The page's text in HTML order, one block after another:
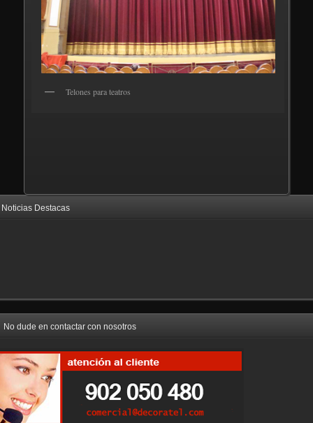
Telones para teatros
Noticias Destacas
No dude en contactar con nosotros